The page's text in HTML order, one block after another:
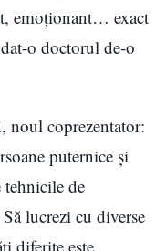
emoționant… exact
o doctorul de-o
noul coprezentator:
puternice și
tehnicile de
lucrezi cu diverse
diferite este